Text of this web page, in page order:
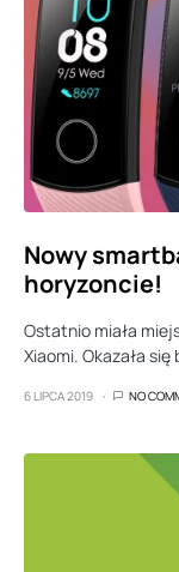
Nowy
horyzoncie!
Ostatnio miała
Xiaomi. Okazała
6 LIPCA 2019 NO